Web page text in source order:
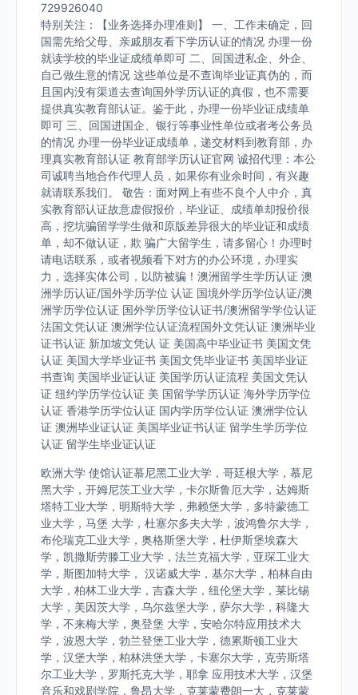
729926040
特别关注：【业务选择办理准则】 一、工作未确定，回
国需先给父母、亲戚朋友看下学历认证的情况 办理一份
就读学校的毕业证成绩单即可 二、回国进私企、外企、
自己做生意的情况 这些单位是不查询毕业证真伪的，而
且国内没有渠道去查询国外学历认证的真假，也不需要
提供真实教育部认证。鉴于此，办理一份毕业证成绩单
即可 三、回国进国企、银行等事业性单位或者考公务员
的情况 办理一份毕业证成绩单，递交材料到教育部，办
理真实教育部认证 教育部学历认证官网 诚招代理：本公
司诚聘当地合作代理人员，如果你有业余时间，有兴趣
就请联系我们。 敬告：面对网上有些不良个人中介，真
实教育部认证故意虚假报价，毕业证、成绩单却报价很
高，挖坑骗留学学生做和原版差异很大的毕业证和成绩
单，却不做认证，欺 骗广大留学生，请多留心！办理时
请电话联系，或者视频看下对方的办公环境，办理实
力，选择实体公司，以防被骗！澳洲留学生学历认证 澳
洲学历认证/国外学历学位 认证 国境外学历学位认证/澳
洲学历学位认证 国外学历学位认证书/澳洲留学学位认证
法国文凭认证 澳洲学位认证流程国外文凭认证 澳洲毕业
证书认证 新加坡文凭认 证 美国高中毕业证书 美国文凭
认证 美国大学毕业证书 美国文凭毕业证书 美国毕业证
书查询 美国毕业证认证 美国学历认证流程 美国文凭认
证 纽约学历学位认证 美 国留学学历认证 海外学历学位
认证 香港学历学位认证 国内学历学位认证 澳洲学位认
证 澳洲毕业证认证 美国毕业证书认证 留学生学历学位
认证 留学生毕业证认证
欧洲大学 使馆认证慕尼黑工业大学，哥廷根大学，慕尼
黑大学，开姆尼茨工业大学，卡尔斯鲁厄大学，达姆斯
塔特工业大学，明斯特大学，弗赖堡大学，多特蒙德工
业大学，马堡 大学，杜塞尔多夫大学，波鸿鲁尔大学，
布伦瑞克工业大学，奥格斯堡大学，杜伊斯堡埃森大
学，凯撒斯劳滕工业大学，法兰克福大学，亚琛工业大
学，斯图加特大学， 汉诺威大学，基尔大学，柏林自由
大学，柏林工业大学，吉森大学，纽伦堡大学，莱比锡
大学，美因茨大学，乌尔兹堡大学，萨尔大学，科隆大
学，不来梅大学，奥登堡 大学，安哈尔特应用技术大
学，波恩大学，勃兰登堡工业大学，德累斯顿工业大
学，汉堡大学，柏林洪堡大学，卡塞尔大学，克劳斯塔
尔工业大学，罗斯托克大学，耶拿 应用技术大学，汉堡
音乐和戏剧学院，鲁昂大学，克莱蒙费朗一大，克莱蒙